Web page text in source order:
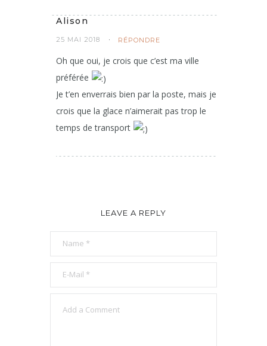
Alison
25 MAI 2018 RÉPONDRE
Oh que oui, je crois que c’est ma ville
préférée
Je t’en enverrais bien par la poste, mais je
crois que la glace n’aimerait pas trop le
temps de transport
LEAVE A REPLY